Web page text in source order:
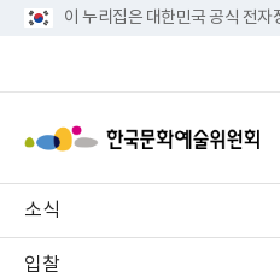
이 누리집은 대한민국 공식 전자
소식
입찰